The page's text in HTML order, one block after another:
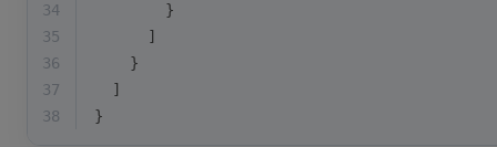
34
        }
35
      ]
36
    }
37
  ]
38
}